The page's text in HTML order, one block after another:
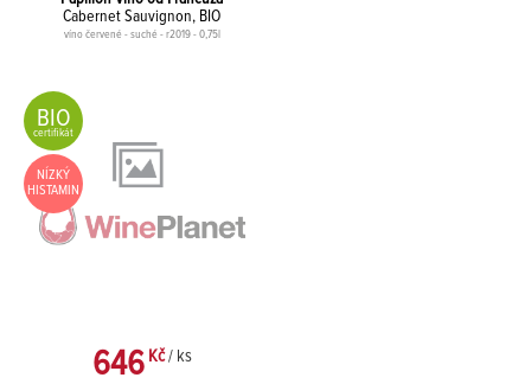
Cabernet Sauvignon, BIO
víno červené - suché - r2019 - 0,75l
BIO
certifikát
NÍZKÝ
HISTAMIN
646 Kč / ks